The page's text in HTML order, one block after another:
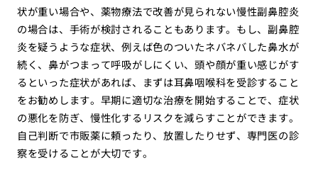
状が重い場合や、薬物療法で改善が見られない慢性副鼻腔炎
の場合は、手術が検討されることもあります。もし、副鼻腔
炎を疑うような症状、例えば色のついたネバネバした鼻水が
続く、鼻がつまって呼吸がしにくい、頭や顔が重い感じがす
るといった症状があれば、まずは耳鼻咽喉科を受診すること
をお勧めします。早期に適切な治療を開始することで、症状
の悪化を防ぎ、慢性化するリスクを減らすことができます。
自己判断で市販薬に頼ったり、放置したりせず、専門医の診
察を受けることが大切です。